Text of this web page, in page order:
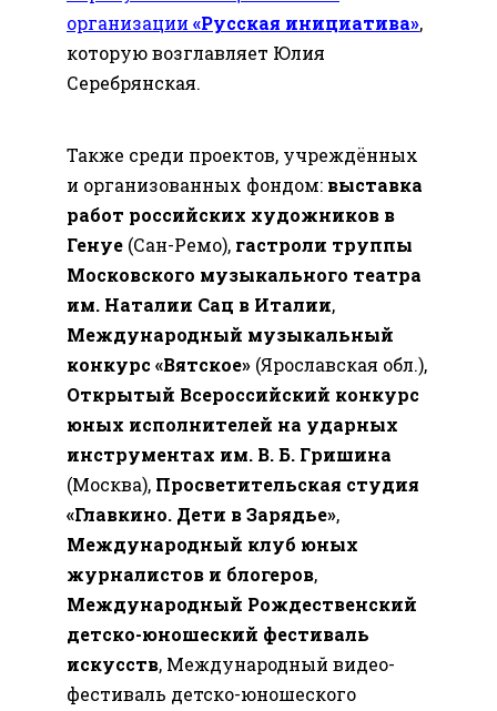
организации «Русская инициатива»,
которую возглавляет Юлия
Серебрянская.
Также среди проектов, учреждённых
и организованных фондом: выставка
работ российских художников в
Генуе (Сан-Ремо), гастроли труппы
Московского музыкального театра
им. Наталии Сац в Италии,
Международный музыкальный
конкурс «Вятское» (Ярославская обл.),
Открытый Всероссийский конкурс
юных исполнителей на ударных
инструментах им. В. Б. Гришина
(Москва), Просветительская студия
«Главкино. Дети в Зарядье»,
Международный клуб юных
журналистов и блогеров,
Международный Рождественский
детско-юношеский фестиваль
искусств, Международный видео-
фестиваль детско-юношеского